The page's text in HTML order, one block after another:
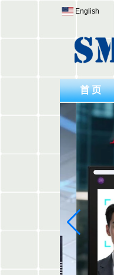
English
首 页